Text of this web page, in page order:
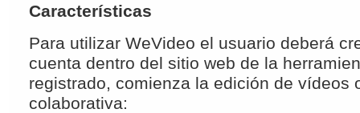
Características
Para utilizar WeVideo el usuario deberá
cuenta dentro del sitio web de la
registrado, comienza la edición de vídeos
colaborativa: